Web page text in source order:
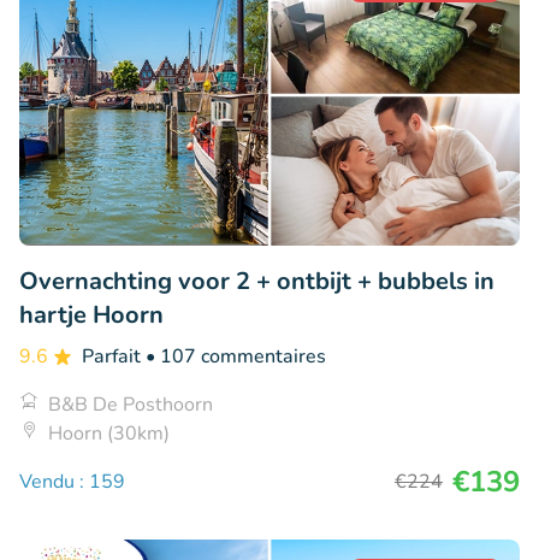
Overnachting voor 2 + ontbijt + bubbels in
hartje Hoorn
9.6 Parfait • 107 commentaires
B&B De Posthoorn
Hoorn (30km)
Vendu : 159
€224 €139